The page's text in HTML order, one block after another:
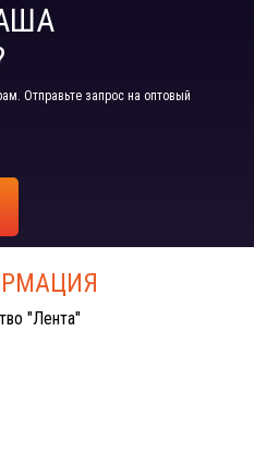
Отправьте запрос на оптовый
"Лента"